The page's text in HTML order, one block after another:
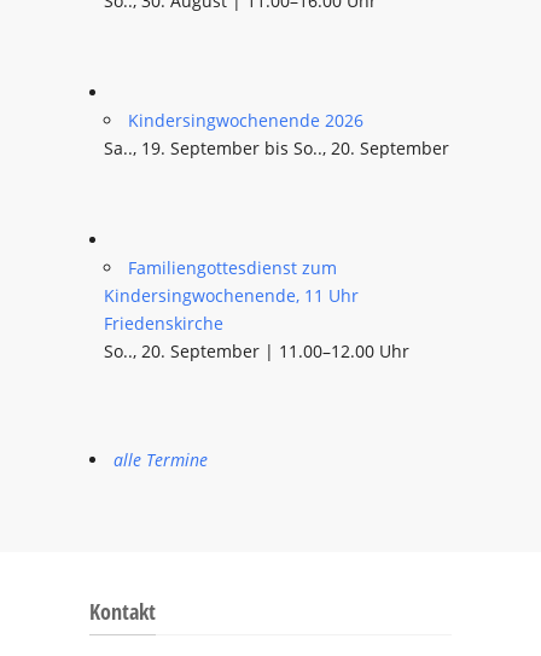
Kindersingwochenende 2026
Sa.., 19. September bis So.., 20. September
Familiengottesdienst zum
Kindersingwochenende, 11 Uhr
Friedenskirche
So.., 20. September | 11.00–12.00 Uhr
alle Termine
Kontakt